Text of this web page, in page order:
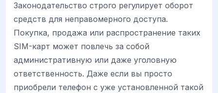
Законодательство строго регулирует оборот
средств для неправомерного доступа.
Покупка, продажа или распространение таких
SIM-карт может повлечь за собой
административную или даже уголовную
ответственность. Даже если вы просто
приобрели телефон с уже установленной такой